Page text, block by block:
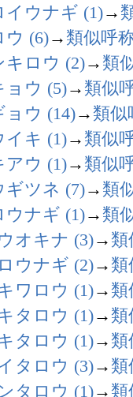
イウナギ (1)→
ウ (6)→ 類似呼
キロウ (2)→ 類
ョウ (5)→ 類似
ョウ (14)→ 類似
イキ (1)→ 類似
アウ (1)→ 類似
ギツネ (7)→ 類
ウナギ (1)→ 類
オキナ (3)→ 類
ウナギ (2)→ 類
ワロウ (1)→ 類
タロウ (1)→ 類
タロウ (1)→ 類
タロウ (3)→ 類
タロウ (1)→ 類